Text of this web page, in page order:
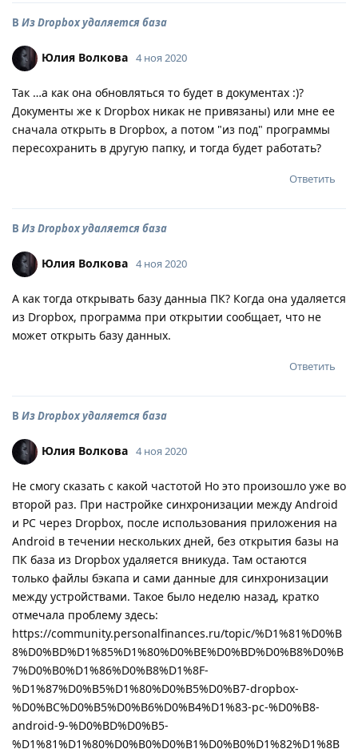
В Из Dropbox удаляется база
Юлия Волкова 4 ноя 2020
Так …а как она обновляться то будет в документах :)?
Документы же к Dropbox никак не привязаны) или мне ее
сначала открыть в Dropboх, а потом "из под" программы
пересохранить в другую папку, и тогда будет работать?
Ответить
В Из Dropbox удаляется база
Юлия Волкова 4 ноя 2020
А как тогда открывать базу данныа ПК? Когда она удаляется
из Dropbox, программа при открытии сообщает, что не
может открыть базу данных.
Ответить
В Из Dropbox удаляется база
Юлия Волкова 4 ноя 2020
Не смогу сказать с какой частотой Но это произошло уже во
второй раз. При настройке синхронизации между Android
и PC через Dropbox, после использования приложения на
Android в течении нескольких дней, без открытия базы на
ПК база из Dropbox удаляется вникуда. Там остаются
только файлы бэкапа и сами данные для синхронизации
между устройствами. Такое было неделю назад, кратко
отмечала проблему здесь:
https://community.personalfinances.ru/topic/%D1%81%D0%B
8%D0%BD%D1%85%D1%80%D0%BE%D0%BD%D0%B8%D0%B
7%D0%B0%D1%86%D0%B8%D1%8F-
%D1%87%D0%B5%D1%80%D0%B5%D0%B7-dropbox-
%D0%BC%D0%B5%D0%B6%D0%B4%D1%83-pc-%D0%B8-
android-9-%D0%BD%D0%B5-
%D1%81%D1%80%D0%B0%D0%B1%D0%B0%D1%82%D1%8B